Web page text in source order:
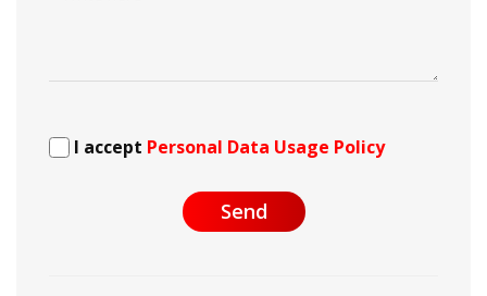
I accept Personal Data Usage Policy
Send